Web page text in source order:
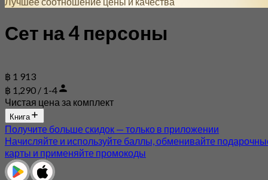
Сет на 4 персоны
฿ 1 913
฿ 1,290 / 1-4
Чистая цена за комплект
Книга
Получите больше скидок — только в приложении
Начисляйте и используйте баллы, обменивайте
карты и применяйте промокоды